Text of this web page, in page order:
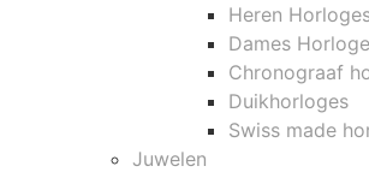
Heren
Dames
Chronograaf
Duikhorloges
Swiss made
Juwelen